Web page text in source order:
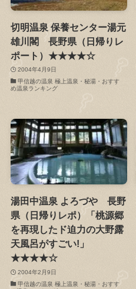
切明温泉 保養センター湯元
雄川閣 長野県（日帰りレ
ポート）★★★★☆
2004年4月9日
甲信越の温泉 極上温泉・秘湯・おすす
め温泉ランキング
湯田中温泉 よろづや 長野
県（日帰りレポ）「桃源郷
を再現したド迫力の大野露
天風呂がすごい!」
★★★★☆
2004年2月9日
甲信越の温泉 極上温泉・秘湯・おすす